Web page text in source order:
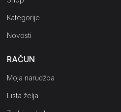
Kategorije
Novosti
RAČUN
Moja narudžba
Lista želja